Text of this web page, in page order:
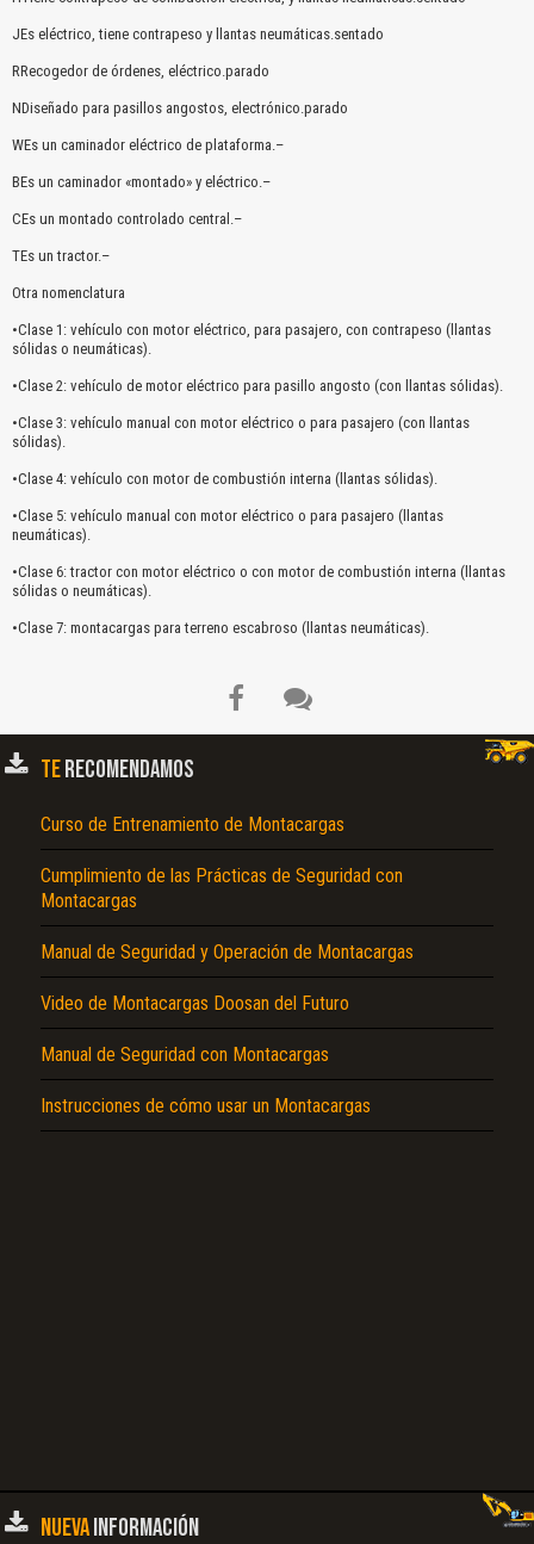
JEs eléctrico, tiene contrapeso y llantas neumáticas.sentado
RRecogedor de órdenes, eléctrico.parado
NDiseñado para pasillos angostos, electrónico.parado
WEs un caminador eléctrico de plataforma.–
BEs un caminador «montado» y eléctrico.–
CEs un montado controlado central.–
TEs un tractor.–
Otra nomenclatura
•Clase 1: vehículo con motor eléctrico, para pasajero, con contrapeso (llantas
sólidas o neumáticas).
•Clase 2: vehículo de motor eléctrico para pasillo angosto (con llantas sólidas).
•Clase 3: vehículo manual con motor eléctrico o para pasajero (con llantas
sólidas).
•Clase 4: vehículo con motor de combustión interna (llantas sólidas).
•Clase 5: vehículo manual con motor eléctrico o para pasajero (llantas
neumáticas).
•Clase 6: tractor con motor eléctrico o con motor de combustión interna (llantas
sólidas o neumáticas).
•Clase 7: montacargas para terreno escabroso (llantas neumáticas).
TERECOMENDAMOS
Curso de Entrenamiento de Montacargas
Cumplimiento de las Prácticas de Seguridad con
Montacargas
Manual de Seguridad y Operación de Montacargas
Video de Montacargas Doosan del Futuro
Manual de Seguridad con Montacargas
Instrucciones de cómo usar un Montacargas
NUEVAINFORMACIÓN
Texto o Imagen de portada son erróneos.
No carga o no se visualiza el contenido.
Reportar otro tipo de error...